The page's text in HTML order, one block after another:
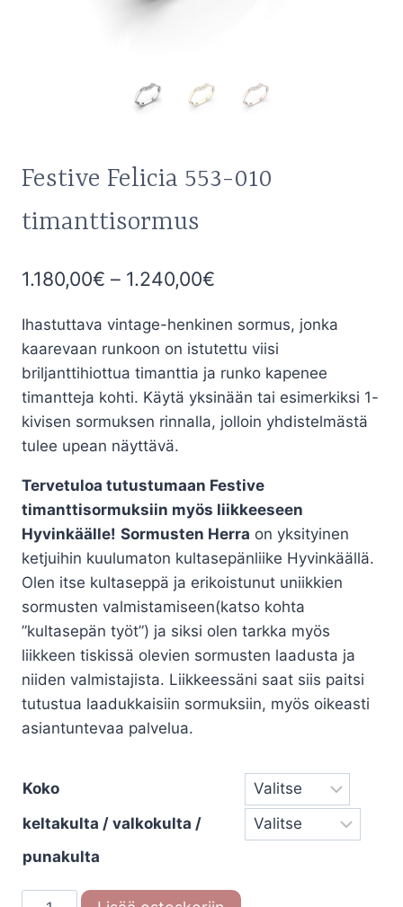
Festive Felicia 553-010
timanttisormus
1.180,00€ – 1.240,00€
-
1.240,00€
Ihastuttava vintage-henkinen sormus, jonka
kaarevaan runkoon on istutettu viisi
briljanttihiottua timanttia ja runko kapenee
timantteja kohti. Käytä yksinään tai esimerkiksi 1-
kivisen sormuksen rinnalla, jolloin yhdistelmästä
tulee upean näyttävä.
Tervetuloa tutustumaan Festive
timanttisormuksiin myös liikkeeseen
Hyvinkäälle! Sormusten Herra on yksityinen
ketjuihin kuulumaton kultasepänliike Hyvinkäällä.
Olen itse kultaseppä ja erikoistunut uniikkien
sormusten valmistamiseen(katso kohta
”kultasepän työt”) ja siksi olen tarkka myös
liikkeen tiskissä olevien sormusten laadusta ja
niiden valmistajista. Liikkeessäni saat siis paitsi
tutustua laadukkaisiin sormuksiin, myös oikeasti
asiantuntevaa palvelua.
Koko
keltakulta / valkokulta /
punakulta
Festive